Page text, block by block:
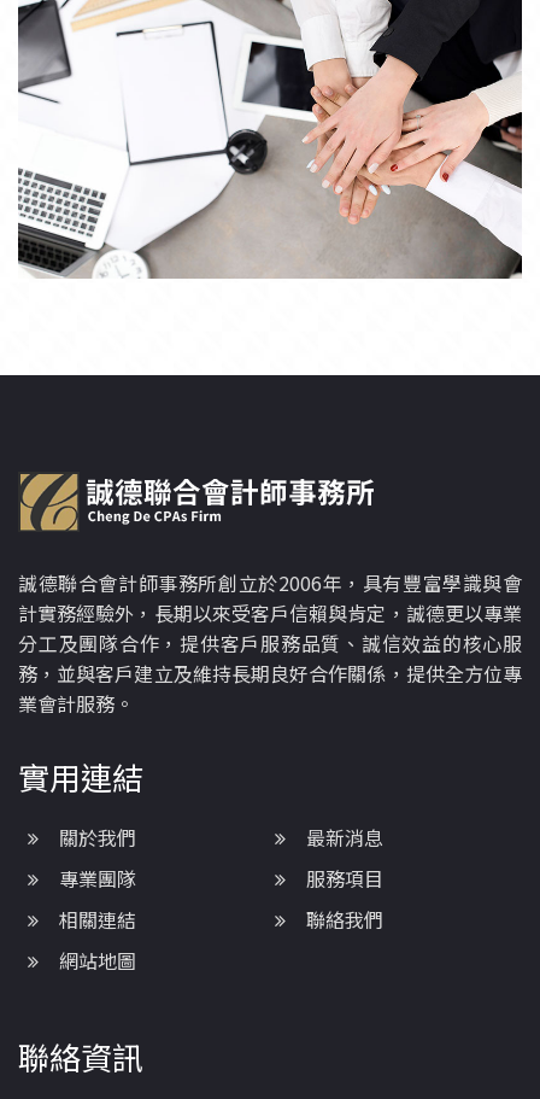
誠德聯合會計師事務所創立於2006年，具有豐富學識與會
計實務經驗外，長期以來受客戶信賴與肯定，誠德更以專業
分工及團隊合作，提供客戶服務品質、誠信效益的核心服
務，並與客戶建立及維持長期良好合作關係，提供全方位專
業會計服務。
實用連結
關於我們
最新消息
專業團隊
服務項目
相關連結
聯絡我們
網站地圖
聯絡資訊